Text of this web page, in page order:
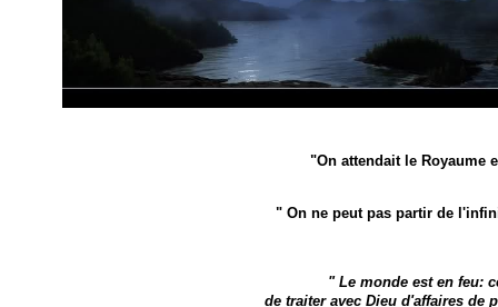
"On attendait le Royaume
" On ne peut pas partir de
" Le monde est en feu:
de traiter avec Dieu d'affaires de